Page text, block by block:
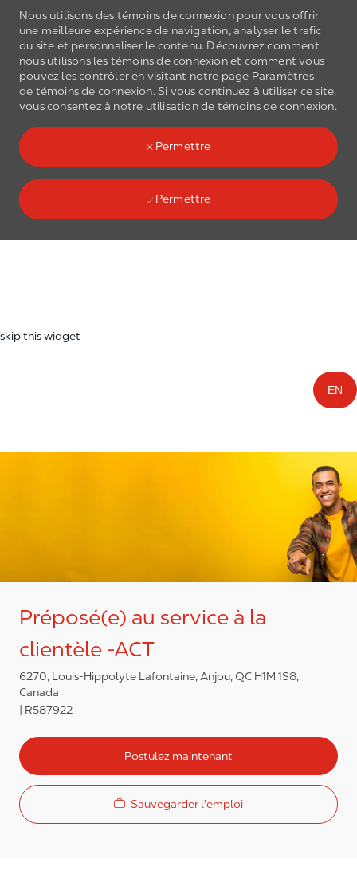
Nous utilisons des témoins de connexion pour vous offrir
une meilleure expérience de navigation, analyser le trafic
du site et personnaliser le contenu. Découvrez comment
nous utilisons les témoins de connexionet comment vous
pouvez les contrôler en visitant notre page Paramètres
de témoins de connexion. Si vous continuez à utiliser ce site,
vous consentez à notre utilisation de témoins de connexion.
Permettre
Permettre
Skip to main content
(0)
skip this widget
EN
Préposé(e) au service à la
clientèle -ACT
6270, Louis-Hippolyte Lafontaine, Anjou, QC H1M 1S8,
Canada
R587922
Postulez maintenant
Sauvegarder l'emploi